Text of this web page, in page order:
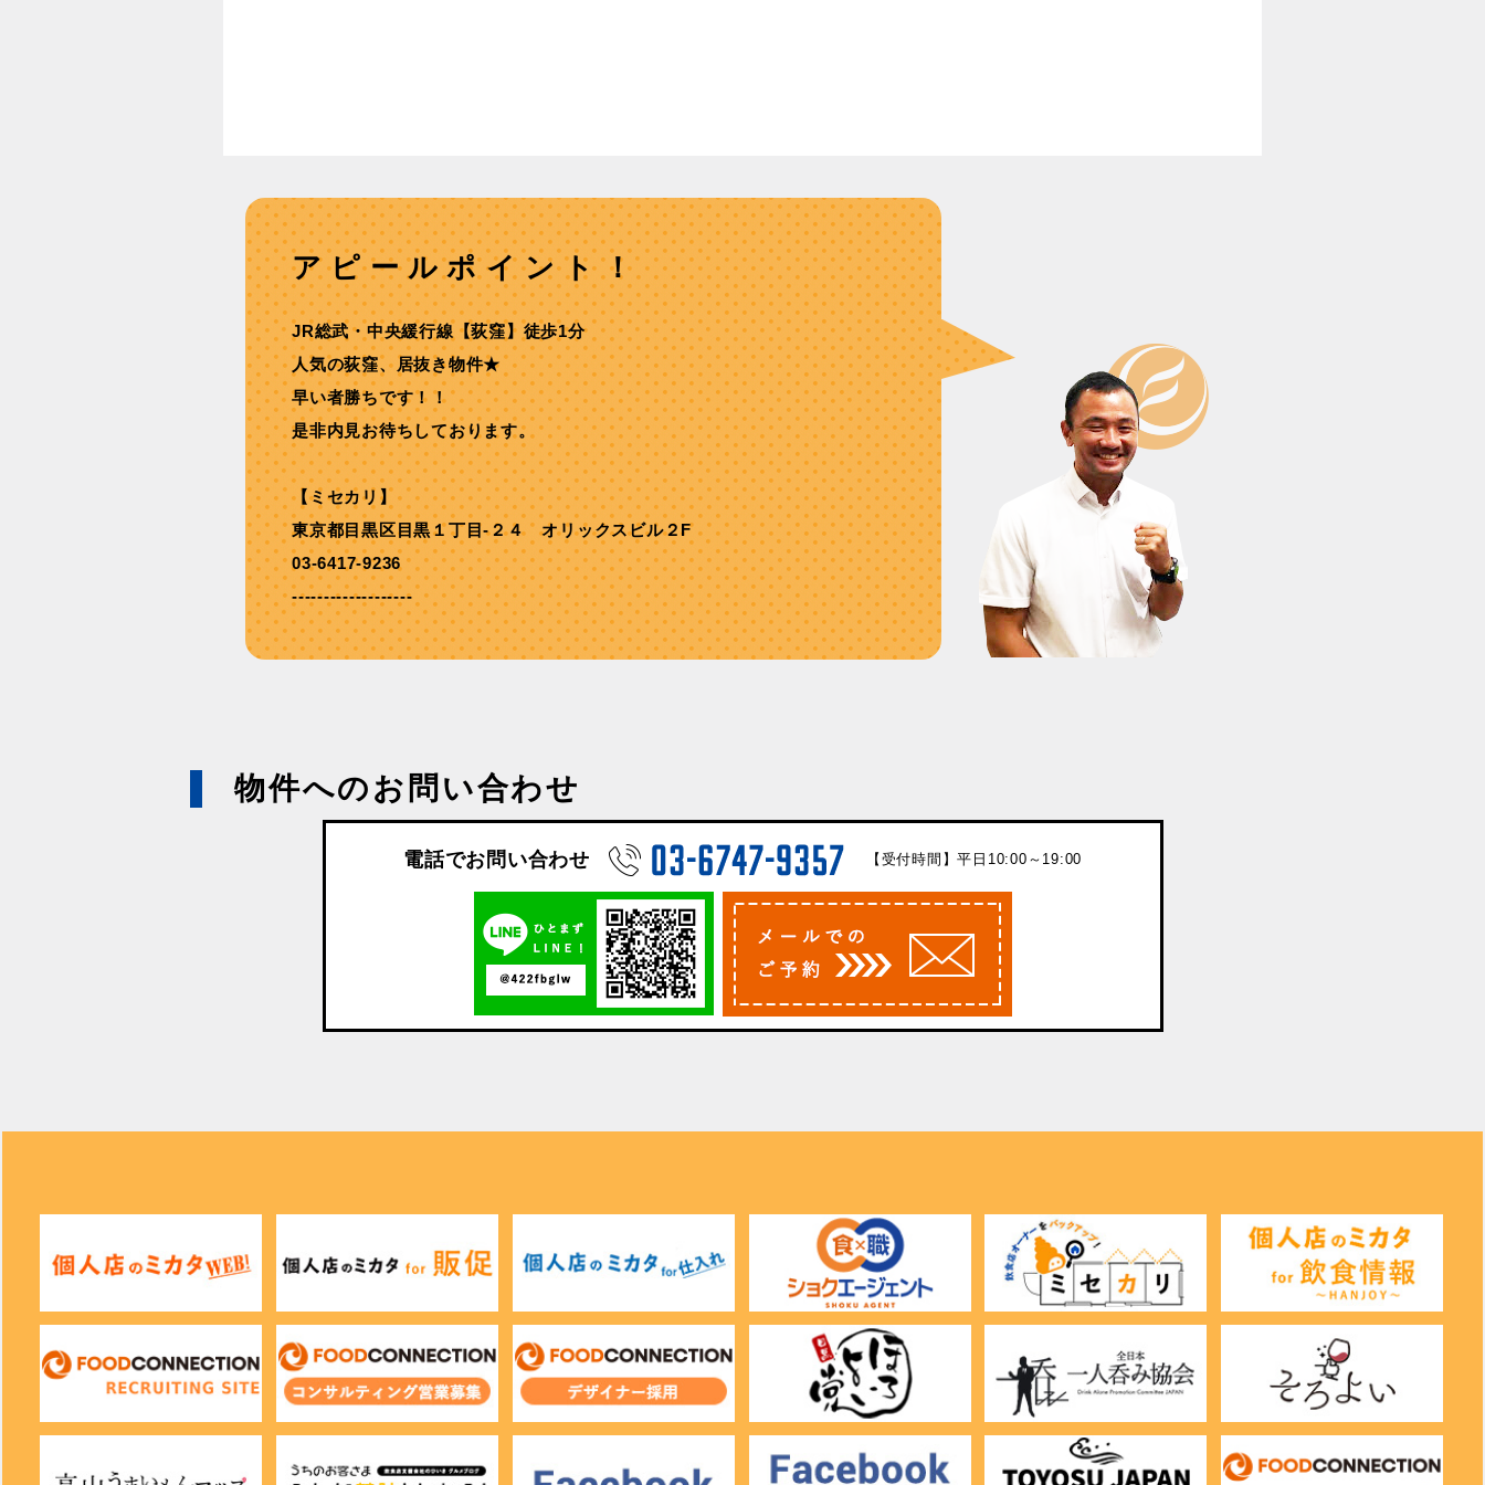
アピールポイント！
JR総武・中央緩⾏線【荻窪】徒歩1分
人気の荻窪、居抜き物件★
早い者勝ちです！！
是非内見お待ちしております。
【ミセカリ】
東京都目黒区目黒１丁目-２４ オリックスビル２F
03-6417-9236
-------------------
物件へのお問い合わせ
電話でお問い合わせ 【受付時間】平日10:00～19:00